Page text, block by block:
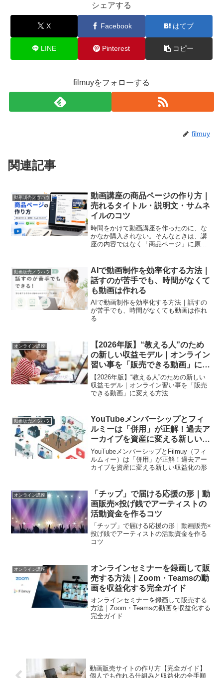
シェアする
X Facebook はてブ
LINE Pinterest コピー
filmuyをフォローする
filmuy
関連記事
動画販売ノウハウ
動画講座の商品ページの作り方｜
売れるタイトル・説明文・サムネ
イルのコツ
時間をかけて動画講座を作ったのに、な
かなか購入されない。そんなときは、講
座の内容ではなく「商品ページ」に原因
ん。購入者は商品ページに掲載されたタ
イトル、説明文、サムネイル...
動画販売ノウハウ
AIで動画制作を効率化する方法｜
話すのが苦手でも、時間がなくて
も動画は作れる
AIで動画制作を効率化する方法｜話すの
が苦手でも、時間がなくても動画は作れ
る
オンライン講座
【2026年版】“教える人”のため
の新しい収益モデル｜オンライン
習い事を「販売できる動画」に変
える方法
【2026年版】“教える人”のための新しい
収益モデル｜オンライン習い事を「販売
できる動画」に変える方法
動画販売ノウハウ
YouTubeメンバーシップとフィ
ルミーは「併用」が正解！過去ア
ーカイブを資産に変える新しい収
益化の形
YouTubeメンバーシップとFilmuy（フィ
ルムィー）は「併用」が正解！過去アー
カイブを資産に変える新しい収益化の形
オンライン講座
「チップ」で届ける応援の形｜動
画販売×投げ銭でアーティストの
活動資金を作るコツ
「チップ」で届ける応援の形｜動画販売×
投げ銭でアーティストの活動資金を作る
コツ
オンライン講座
オンラインセミナーを録画して販
売する方法｜Zoom・Teamsの動
画を収益化する完全ガイド
オンラインセミナーを録画して販売する
方法｜Zoom・Teamsの動画を収益化する
完全ガイド
動画販売サイトの作り方【完全ガイド】
個人でも作れる仕組みと収益化の全手順